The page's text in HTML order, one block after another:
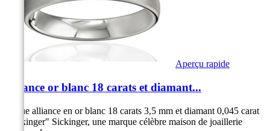
Aperçu rapide
Alliance or blanc 18 carats et diamant...
Bague alliance en or blanc 18 carats 3,5 mm et diamant 0,045 carat
"Sickinger" Sickinger, une marque célèbre maison de joaillerie